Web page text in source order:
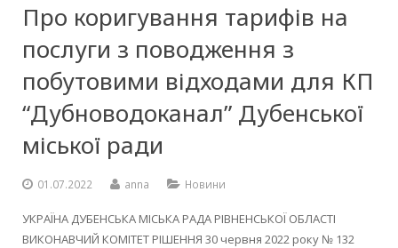
Про коригування тарифів на
послуги з поводження з
побутовими відходами для КП
“Дубноводоканал” Дубенської
міської ради
01.07.2022 anna Новини
УКРАЇНА ДУБЕНСЬКА МІСЬКА РАДА РІВНЕНСЬКОЇ ОБЛАСТІ
ВИКОНАВЧИЙ КОМІТЕТ РІШЕННЯ 30 червня 2022 року № 132